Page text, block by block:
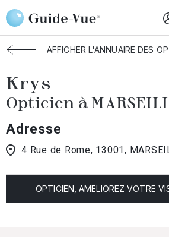
Aller au contenu principal
Accueil Choisir mon opticien Marseille
AFFICHER L'ANNUAIRE DES
Krys
Opticien à
Adresse
4 Rue de Rome, 13001,
OPTICIEN, AMELIOREZ VOTRE